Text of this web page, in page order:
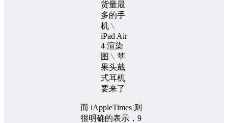
而 iAppleTimes 则
很明确的表示，9